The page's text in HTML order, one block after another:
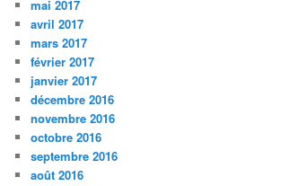
mai 2017
avril 2017
mars 2017
février 2017
janvier 2017
décembre 2016
novembre 2016
octobre 2016
septembre 2016
août 2016